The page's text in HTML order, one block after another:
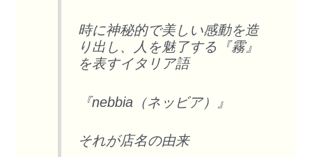
時に神秘的で美しい感動を造
り出し、人を魅了する『霧』
を表すイタリア語
『nebbia（ネッビア）』
それが店名の由来